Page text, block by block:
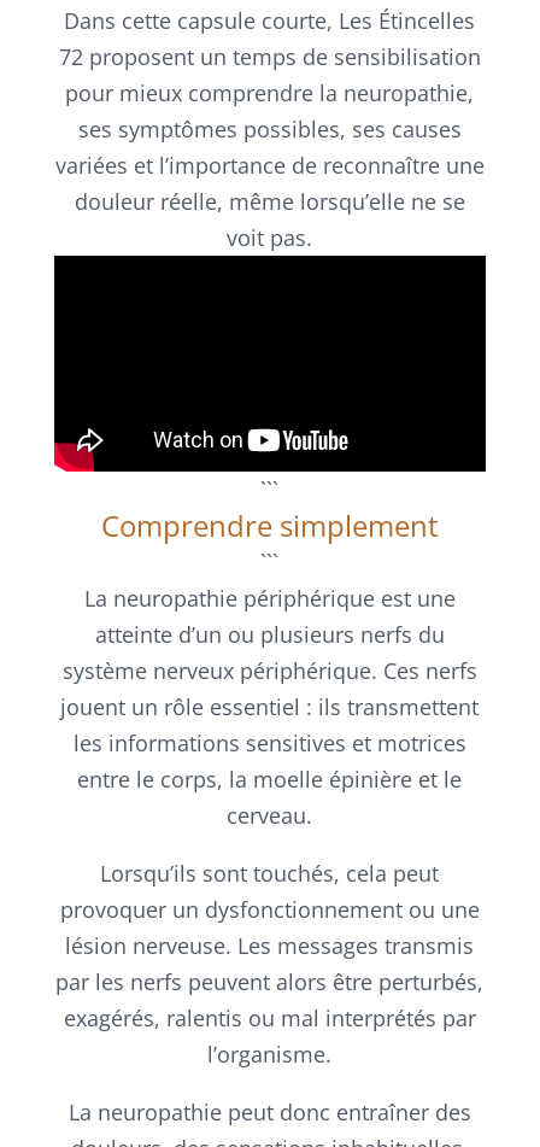
Dans cette capsule courte, Les Étincelles
72 proposent un temps de sensibilisation
pour mieux comprendre la neuropathie,
ses symptômes possibles, ses causes
variées et l’importance de reconnaître une
douleur réelle, même lorsqu’elle ne se
voit pas.
```
Comprendre simplement
```
La neuropathie périphérique est une
atteinte d’un ou plusieurs nerfs du
système nerveux périphérique. Ces nerfs
jouent un rôle essentiel : ils transmettent
les informations sensitives et motrices
entre le corps, la moelle épinière et le
cerveau.
Lorsqu’ils sont touchés, cela peut
provoquer un dysfonctionnement ou une
lésion nerveuse. Les messages transmis
par les nerfs peuvent alors être perturbés,
exagérés, ralentis ou mal interprétés par
l’organisme.
La neuropathie peut donc entraîner des